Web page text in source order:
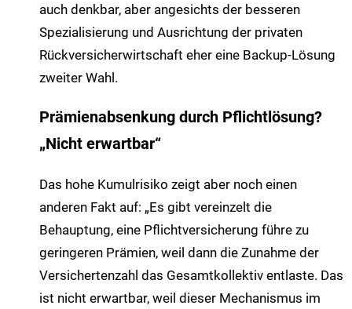
auch denkbar, aber angesichts der besseren
Spezialisierung und Ausrichtung der privaten
Rückversicherwirtschaft eher eine Backup-Lösung
zweiter Wahl.
Prämienabsenkung durch Pflichtlösung?
„Nicht erwartbar“
Das hohe Kumulrisiko zeigt aber noch einen
anderen Fakt auf: „Es gibt vereinzelt die
Behauptung, eine Pflichtversicherung führe zu
geringeren Prämien, weil dann die Zunahme der
Versichertenzahl das Gesamtkollektiv entlaste. Das
ist nicht erwartbar, weil dieser Mechanismus im